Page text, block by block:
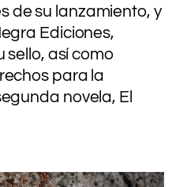
de su lanzamiento, y
Ediciones,
sello, así como
para la
novela, El